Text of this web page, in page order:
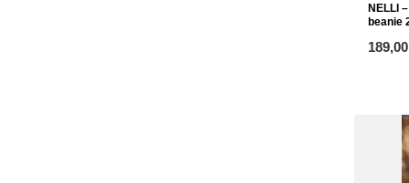
NELLI
beanie
od
189,00